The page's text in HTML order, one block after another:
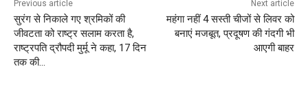
Previous article
सुरंग से निकाले गए श्रमिकों की
जीवटता को राष्ट्र सलाम करता है,
राष्ट्रपति द्रौपदी मुर्मू ने कहा, 17 दिन
तक की…
Next article
महंगा नहीं 4 सस्ती चीजों से लिवर को
बनाएं मजबूत, प्रदूषण की गंदगी भी
आएगी बाहर